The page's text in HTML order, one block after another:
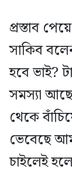
প্রস্তাব
সাকিব
হবে ভাই?
সমস্যা
থেকে
ভেবেছে
চাইলেই